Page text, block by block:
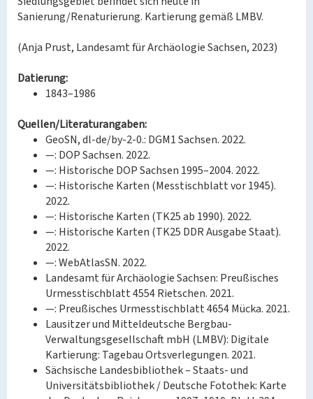
Sanierung/Renaturierung. Kartierung gemäß LMBV.
(Anja Prust, Landesamt für Archäologie Sachsen, 2023)
Datierung:
1843–1986
Quellen/Literaturangaben:
GeoSN, dl-de/by-2-0.: DGM1 Sachsen. 2022.
—: DOP Sachsen. 2022.
—: Historische DOP Sachsen 1995–2004. 2022.
—: Historische Karten (Messtischblatt vor 1945).
2022.
—: Historische Karten (TK25 ab 1990). 2022.
—: Historische Karten (TK25 DDR Ausgabe Staat).
2022.
—: WebAtlasSN. 2022.
Landesamt für Archäologie Sachsen: Preußisches
Urmesstischblatt 4554 Rietschen. 2021.
—: Preußisches Urmesstischblatt 4654 Mücka. 2021.
Lausitzer und Mitteldeutsche Bergbau-
Verwaltungsgesellschaft mbH (LMBV): Digitale
Kartierung: Tagebau Ortsverlegungen. 2021.
Sächsische Landesbibliothek – Staats- und
Universitätsbibliothek / Deutsche Fotothek: Karte